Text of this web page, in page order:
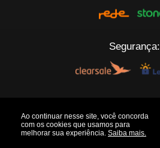
Ao continuar nesse site, você concorda
com os cookies que usamos para
melhorar sua experiência. Saiba mais.
Segurança: